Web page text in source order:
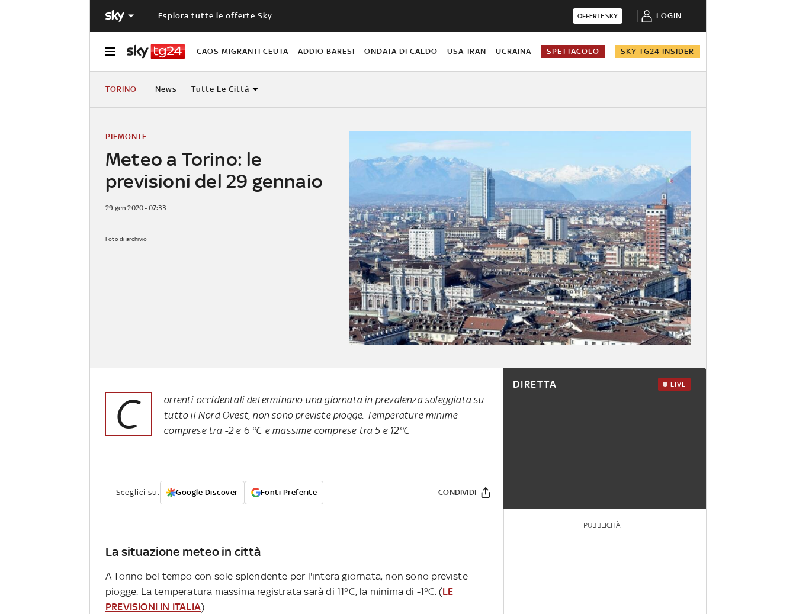
Esplora tutte le offerte Sky OFFERTE SKY LOGIN
CAOS MIGRANTI CEUTA ADDIO BARESI ONDATA DI CALDO USA-IRAN UCRAINA SPETTACOLO SKY TG24 INSIDER
TORINO News Tutte Le Città
Meteo a Torino: le
previsioni del 29 gennaio
PIEMONTE
29 gen 2020 - 07:33
Foto di archivio
C
orrenti occidentali determinano una giornata in prevalenza soleggiata su
tutto il Nord Ovest, non sono previste piogge. Temperature minime
comprese tra -2 e 6 °C e massime comprese tra 5 e 12°C
Sceglici su: Google Discover Fonti Preferite CONDIVIDI
La situazione meteo in città
A Torino bel tempo con sole splendente per l'intera giornata, non sono previste
piogge. La temperatura massima registrata sarà di 11°C, la minima di -1°C. (LE
PREVISIONI IN ITALIA)
DIRETTA LIVE
PUBBLICITÀ